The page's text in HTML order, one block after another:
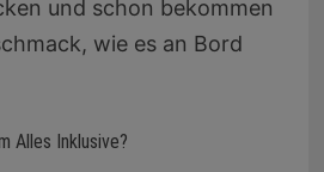
und schon bekommen
wie es an Bord
Alles Inklusive?